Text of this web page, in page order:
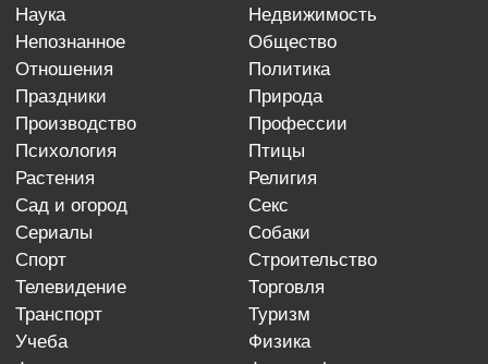
наука
недвижимость
непознанное
общество
отношения
политика
праздники
природа
производство
профессии
психология
птицы
растения
религия
сад и огород
секс
сериалы
собаки
спорт
строительство
телевидение
торговля
транспорт
туризм
учеба
физика